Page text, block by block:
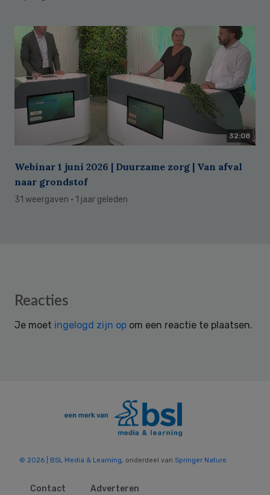
32:08
Webinar 1 juni 2026 | Duurzame zorg | Van afval
naar grondstof
31 weergaven · 1 jaar geleden
Reader
Reacties
Je moet ingelogd zijn op om een reactie te plaatsen.
© 2026 | BSL Media & Learning, onderdeel van Springer Nature
Contact Adverteren